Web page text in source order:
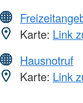
Karte: Link
Hausnotruf
Karte: Link